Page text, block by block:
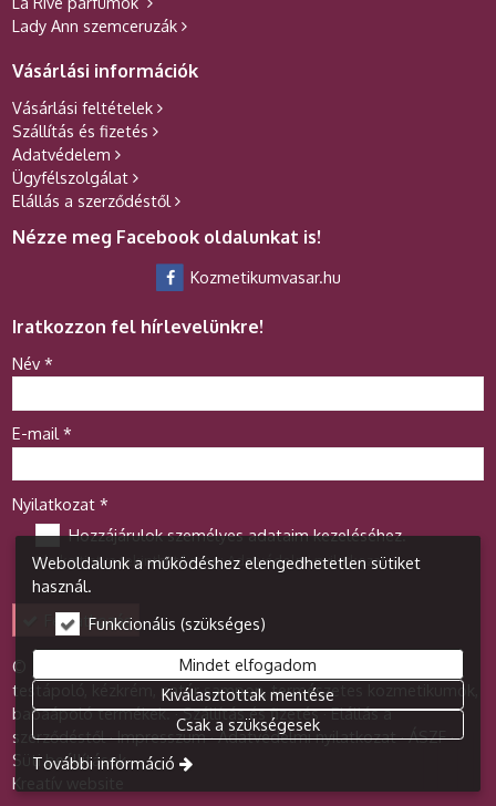
Lady Ann szemceruzák
Vásárlási információk
Vásárlási feltételek
Szállítás és fizetés
Adatvédelem
Ügyfélszolgálat
Elállás a szerződéstől
Nézze meg Facebook oldalunkat is!
Kozmetikumvasar.hu
Iratkozzon fel hírlevelünkre!
-
-
-
-
-
Név *
E-mail *
Nyilatkozat *
Hozzájárulok személyes adataim kezeléséhez.
Ide kattintva tekinthető meg:Adatvédelmi nyilatkozat.
Feliratkozás
© 2026 Kozmetikum webáruház - Diamant Bt. Arckrém,
testápoló, kézkrém, natúr sampon, természetes kozmetikumok,
babaápoló termékek.
Szállítás és fizetés
Elállás a
szerződéstől
Impresszum Adatvédelmi nyilatkozat
ÁSZF
Süti beállítások
Kreatív website
Weboldalunk a működéshez elengedhetetlen sütiket
használ.
Funkcionális (szükséges)
Mindet elfogadom
Kiválasztottak mentése
Csak a szükségesek
További információ